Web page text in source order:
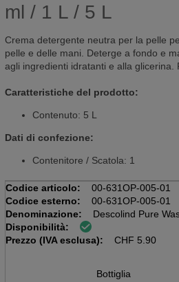
ml / 1 L / 5 L
Crema detergente neutra per la pelle
pelle e delle mani. Deterge a fondo e
agli ingredienti idratanti e alla glicerina.
Caratteristiche del prodotto:
Contenuto: 5 L
Dati di confezione:
Contenitore / Scatola: 1
Codice articolo:
00-631OP-005-01
Codice esterno:
00-631OP-005-01
Denominazione:
Descolind Pure
Lozione detergente
Disponibilità:
Prezzo (IVA esclusa):
CHF 5.90
Bottiglia